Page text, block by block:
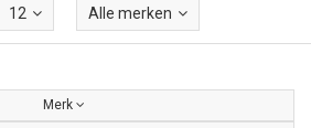
12 Alle merken
Merk